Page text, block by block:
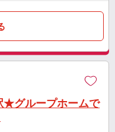
★グループホームで